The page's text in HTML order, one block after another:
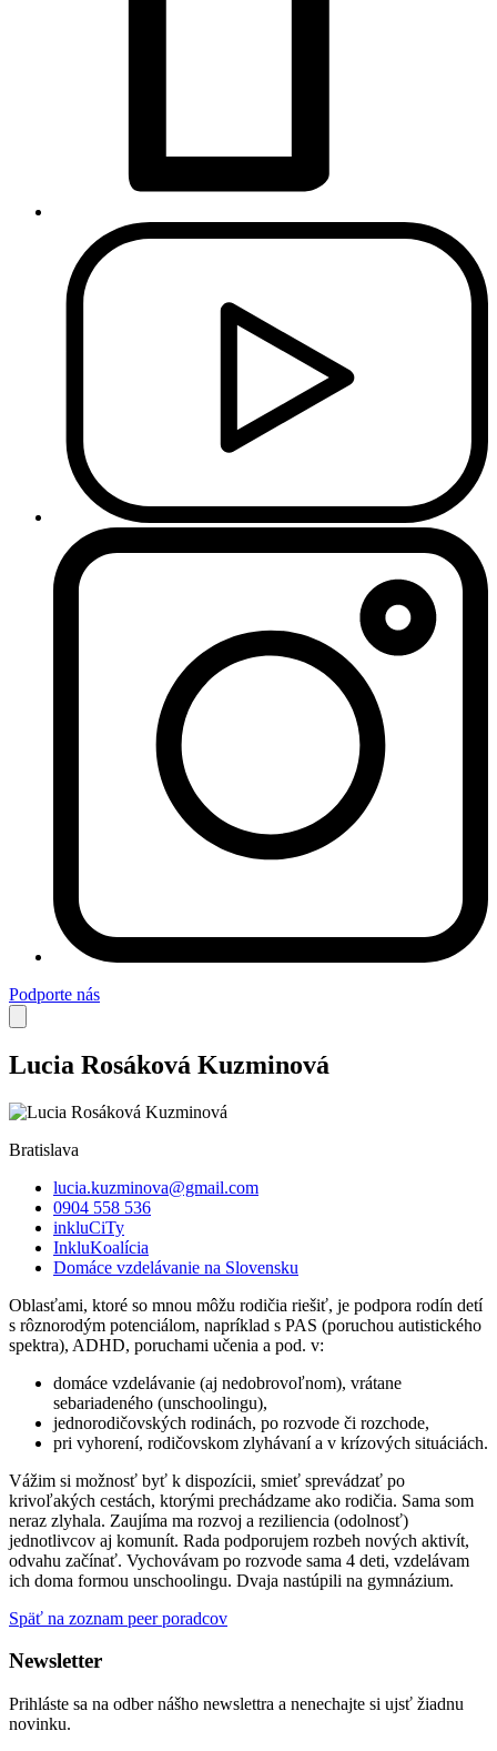
Podporte nás
Lucia Rosáková Kuzminová
Bratislava
lucia.kuzminova@gmail.com
0904 558 536
inkluCiTy
InkluKoalícia
Domáce vzdelávanie na Slovensku
Oblasťami, ktoré so mnou môžu rodičia riešiť, je podpora rodín detí
s rôznorodým potenciálom, napríklad s PAS (poruchou autistického
spektra), ADHD, poruchami učenia a pod. v:
domáce vzdelávanie (aj nedobrovoľnom), vrátane
sebariadeného (unschoolingu),
jednorodičovských rodinách, po rozvode či rozchode,
pri vyhorení, rodičovskom zlyhávaní a v krízových situáciách.
Vážim si možnosť byť k dispozícii, smieť sprevádzať po
krivoľakých cestách, ktorými prechádzame ako rodičia. Sama som
neraz zlyhala. Zaujíma ma rozvoj a reziliencia (odolnosť)
jednotlivcov aj komunít. Rada podporujem rozbeh nových aktivít,
odvahu začínať. Vychovávam po rozvode sama 4 deti, vzdelávam
ich doma formou unschoolingu. Dvaja nastúpili na gymnázium.
Späť na zoznam peer poradcov
Newsletter
Prihláste sa na odber nášho newslettra a nenechajte si ujsť žiadnu
novinku.